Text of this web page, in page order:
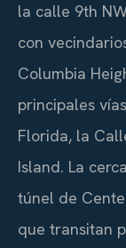
la calle 9th
con
Columbia
principales
Florida, la
Island. La
túnel de
que transitan